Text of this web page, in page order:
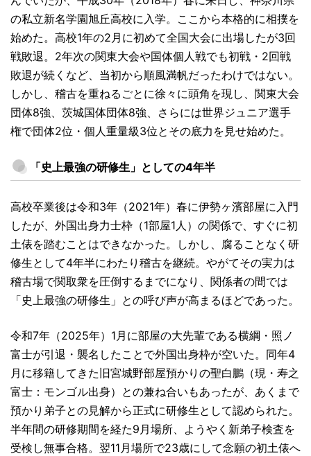
の私立新名学園旭丘高校に入学。ここから本格的に相撲を
始めた。高校1年の2月に初めて全国大会に出場したが3回
戦敗退。2年次の関東大会や国体個人戦でも初戦・2回戦
敗退が続くなど、当初から順風満帆だったわけではない。
しかし、稽古を重ねるごとに徐々に頭角を現し、関東大会
団体8強、茨城国体団体8強、さらには世界ジュニア選手
権で団体2位・個人重量級3位とその底力を見せ始めた。
「史上最強の研修生」としての4年半
高校卒業後は令和3年（2021年）春に伊勢ヶ濱部屋に入門
したが、外国出身力士枠（1部屋1人）の関係で、すぐに初
土俵を踏むことはできなかった。しかし、腐ることなく研
修生として4年半にわたり稽古を継続。やがてその実力は
稽古場で関取衆を圧倒するまでになり、関係者の間では
「史上最強の研修生」との呼び声が高まるほどであった。
令和7年（2025年）1月に部屋の大先輩である横綱・照ノ
富士が引退・襲名したことで外国出身枠が空いた。同年4
月に移籍してきた旧宮城野部屋預かりの聖白鵬（現・寿之
富士：モンゴル出身）との兼ね合いもあったが、あくまで
預かり弟子との見解から正式に研修生として認められた。
半年間の研修期間を経た9月場所、ようやく新弟子検査を
受検し無事合格。翌11月場所で23歳にして念願の初土俵へ